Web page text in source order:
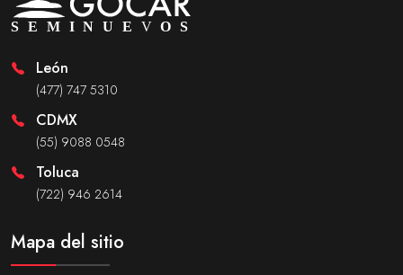
León
(477) 747 5310
CDMX
(55) 9088 0548
Toluca
(722) 946 2614
Mapa del sitio